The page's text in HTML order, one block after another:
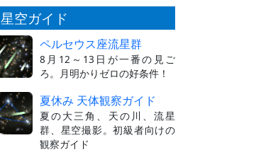
星空ガイド
ペルセウス座流星群
8月12～13日が一番の見ご
ろ。月明かりゼロの好条件！
夏休み 天体観察ガイド
夏の大三角、天の川、流星
群、星空撮影。初級者向けの
観察ガイド